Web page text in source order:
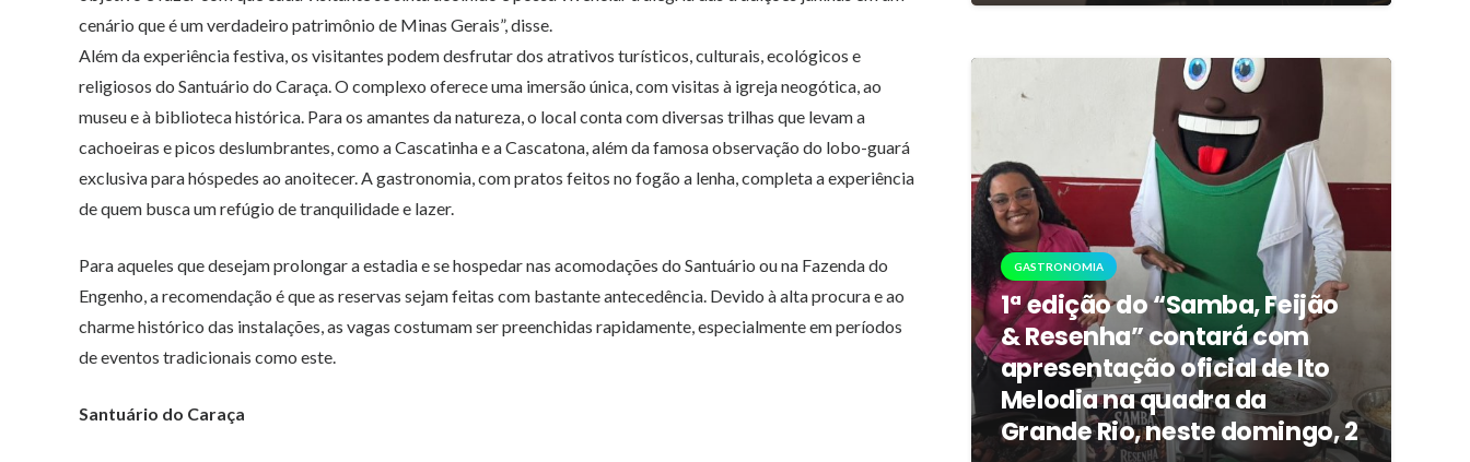
cenário que é um verdadeiro patrimônio de Minas Gerais”, disse.
Além da experiência festiva, os visitantes podem desfrutar dos atrativos turísticos, culturais, ecológicos e
religiosos do Santuário do Caraça. O complexo oferece uma imersão única, com visitas à igreja neogótica, ao
museu e à biblioteca histórica. Para os amantes da natureza, o local conta com diversas trilhas que levam a
cachoeiras e picos deslumbrantes, como a Cascatinha e a Cascatona, além da famosa observação do lobo-guará
exclusiva para hóspedes ao anoitecer. A gastronomia, com pratos feitos no fogão a lenha, completa a experiência
de quem busca um refúgio de tranquilidade e lazer.
Para aqueles que desejam prolongar a estadia e se hospedar nas acomodações do Santuário ou na Fazenda do
Engenho, a recomendação é que as reservas sejam feitas com bastante antecedência. Devido à alta procura e ao
charme histórico das instalações, as vagas costumam ser preenchidas rapidamente, especialmente em períodos
de eventos tradicionais como este.
Santuário do Caraça
GASTRONOMIA
1ª edição do “Samba, Feijão
& Resenha” contará com
apresentação oficial de Ito
Melodia na quadra da
Grande Rio, neste domingo, 2